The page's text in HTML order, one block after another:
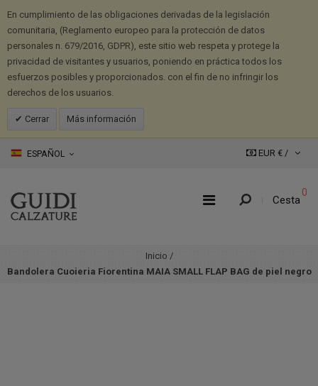
En cumplimiento de las obligaciones derivadas de la legislación
comunitaria, (Reglamento europeo para la protección de datos
personales n. 679/2016, GDPR), este sitio web respeta y protege la
privacidad de visitantes y usuarios, poniendo en práctica todos los
esfuerzos posibles y proporcionados. con el fin de no infringir los
derechos de los usuarios.
Cerrar Más información
ESPAÑOL EUR € /
Cesta
0
Inicio /
Bandolera Cuoieria Fiorentina MAIA SMALL FLAP BAG de piel negro